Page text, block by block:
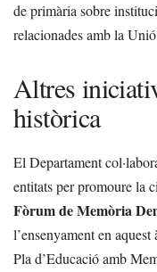
de primària sobre
relacionades amb la
Altres
històrica
El Departament
entitats per promoure la
Fòrum de Memòria
l’ensenyament en
Pla d’Educació amb